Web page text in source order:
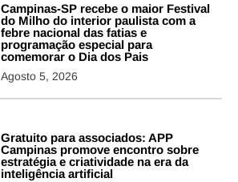
Campinas-SP recebe o maior Festival
do Milho do interior paulista com a
febre nacional das fatias e
programação especial para
comemorar o Dia dos Pais
Agosto 5, 2026
Gratuito para associados: APP
Campinas promove encontro sobre
estratégia e criatividade na era da
inteligência artificial